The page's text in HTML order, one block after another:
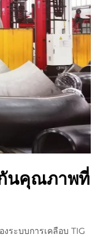
นคุณภาพที่
ระบบการเคลือบ TIG